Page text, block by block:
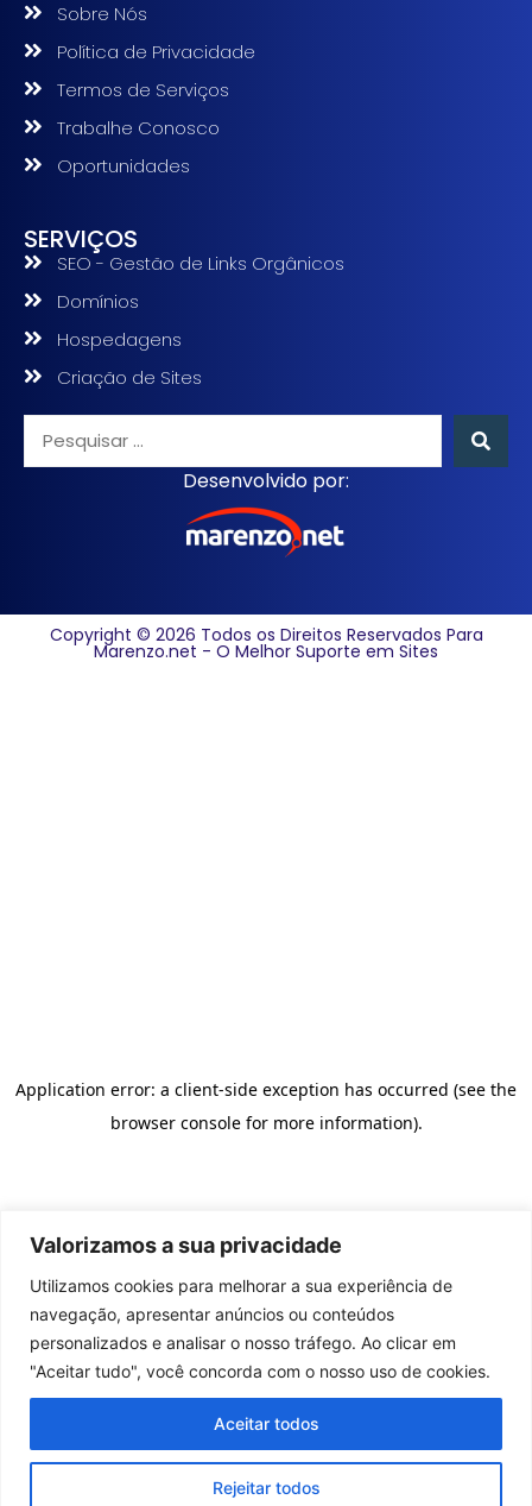
Valorizamos a sua privacidade
Utilizamos cookies para melhorar a sua experiência de
navegação, apresentar anúncios ou conteúdos
personalizados e analisar o nosso tráfego. Ao clicar em
"Aceitar tudo", você concorda com o nosso uso de cookies.
Rejeitar todos
Aceitar todos
Sobre Nós
Política de Privacidade
Termos de Serviços
Trabalhe Conosco
Oportunidades
SERVIÇOS
SEO - Gestão de Links Orgânicos
Domínios
Hospedagens
Criação de Sites
Desenvolvido por:
Copyright © 2026 Todos os Direitos Reservados Para
Marenzo.net - O Melhor Suporte em Sites